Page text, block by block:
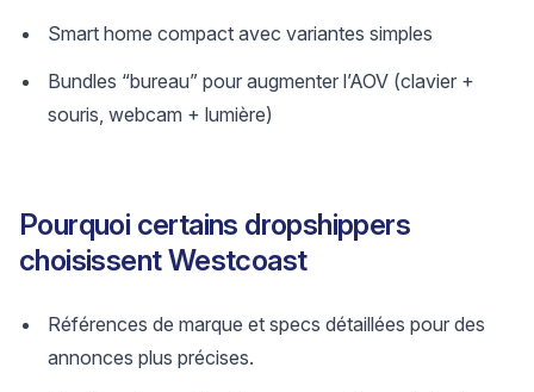
Smart home compact avec variantes simples
Bundles “bureau” pour augmenter l’AOV (clavier +
souris, webcam + lumière)
Pourquoi certains dropshippers
choisissent Westcoast
Références de marque et specs détaillées pour des
annonces plus précises.